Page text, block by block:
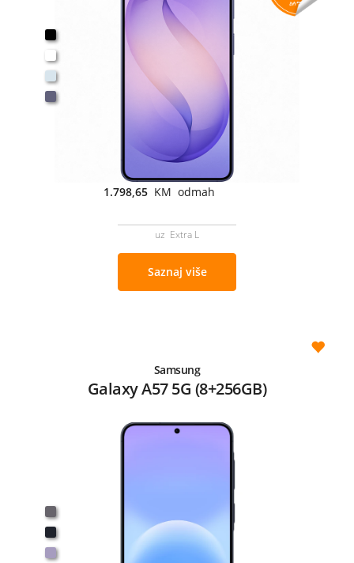
1.798,65 KM odmah
uz Extra L
Saznaj više
Samsung
Galaxy A57 5G (8+256GB)